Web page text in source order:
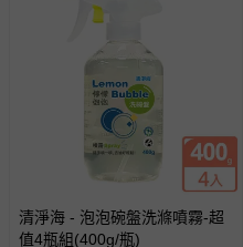
清淨海 - 泡泡碗盤洗滌噴霧-超
值4瓶組(400g/瓶)